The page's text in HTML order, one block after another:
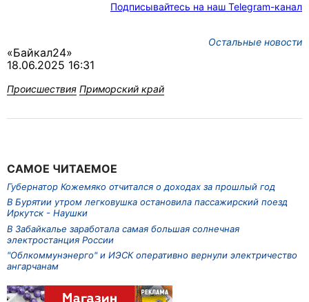
Подписывайтесь на наш Telegram-канал
Остальные новости
«Байкал24»
18.06.2025 16:31
Происшествия Приморский край
САМОЕ ЧИТАЕМОЕ
Губернатор Кожемяко отчитался о доходах за прошлый год
В Бурятии утром легковушка остановила пассажирский поезд
Иркутск - Наушки
В Забайкалье заработала самая большая солнечная
электростанция России
"Облкоммунэнерго" и ИЭСК оперативно вернули электричество
ангарчанам